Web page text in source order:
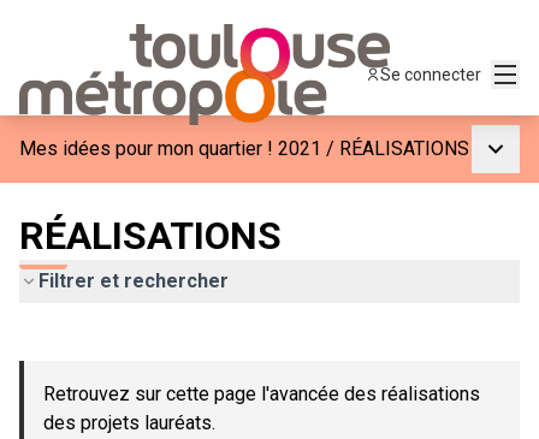
Se connecter
Mes idées pour mon quartier ! 2021 / RÉALISATIONS
RÉALISATIONS
Filtrer et rechercher
−
Retrouvez sur cette page l'avancée des réalisations
des projets lauréats.